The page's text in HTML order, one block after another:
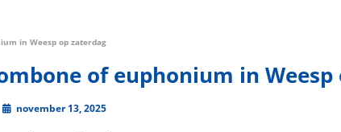
in Weesp op zaterdag
of euphonium in Weesp
november 13, 2025